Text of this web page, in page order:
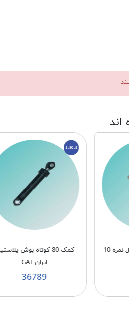
اند
10
كمک 80 كوتاه بوش
ايران GAT
36789